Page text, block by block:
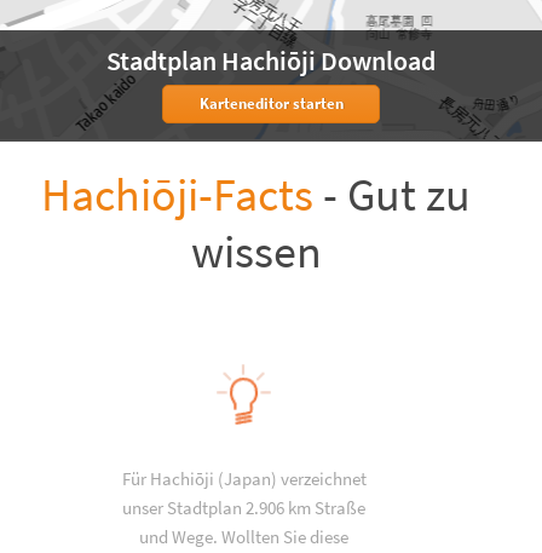
Stadtplan Hachiōji Download
Karteneditor starten
Hachiōji-Facts - Gut zu
wissen
Für Hachiōji (Japan) verzeichnet
unser Stadtplan 2.906 km Straße
und Wege. Wollten Sie diese